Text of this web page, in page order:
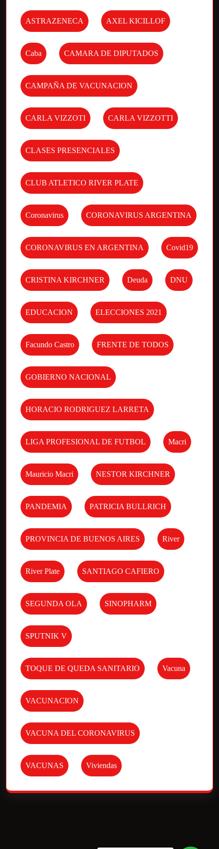
ASTRAZENECA AXEL KICILLOF
Caba CAMARA DE DIPUTADOS
CAMPAÑA DE VACUNACION
CARLA VIZZOTI CARLA VIZZOTTI
CLASES PRESENCIALES
CLUB ATLETICO RIVER PLATE
Coronavirus CORONAVIRUS ARGENTINA
CORONAVIRUS EN ARGENTINA Covid19
CRISTINA KIRCHNER Deuda DNU
EDUCACION ELECCIONES 2021
Facundo Castro FRENTE DE TODOS
GOBIERNO NACIONAL
HORACIO RODRIGUEZ LARRETA
LIGA PROFESIONAL DE FUTBOL Macri
Mauricio Macri NESTOR KIRCHNER
PANDEMIA PATRICIA BULLRICH
PROVINCIA DE BUENOS AIRES River
River Plate SANTIAGO CAFIERO
SEGUNDA OLA SINOPHARM
SPUTNIK V
TOQUE DE QUEDA SANITARIO Vacuna
VACUNACION
VACUNA DEL CORONAVIRUS
VACUNAS Viviendas